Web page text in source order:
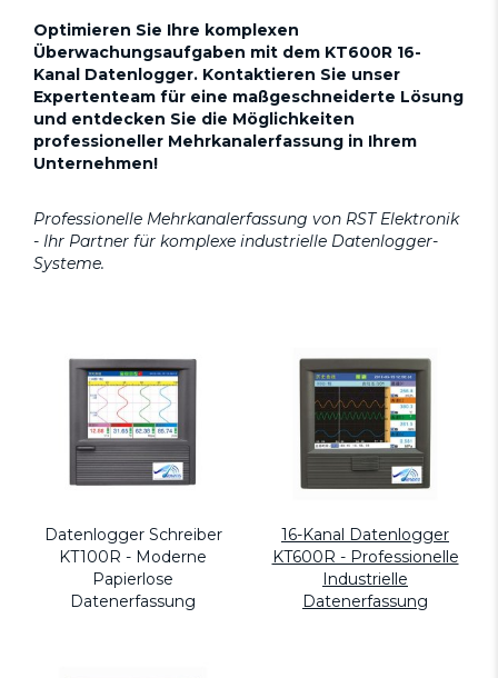
Optimieren Sie Ihre komplexen
Überwachungsaufgaben mit dem KT600R 16-
Kanal Datenlogger. Kontaktieren Sie unser
Expertenteam für eine maßgeschneiderte Lösung
und entdecken Sie die Möglichkeiten
professioneller Mehrkanalerfassung in Ihrem
Unternehmen!
Professionelle Mehrkanalerfassung von RST Elektronik
- Ihr Partner für komplexe industrielle Datenlogger-
Systeme.
Datenlogger Schreiber
KT100R - Moderne
Papierlose
Datenerfassung
16-Kanal Datenlogger
KT600R - Professionelle
Industrielle
Datenerfassung